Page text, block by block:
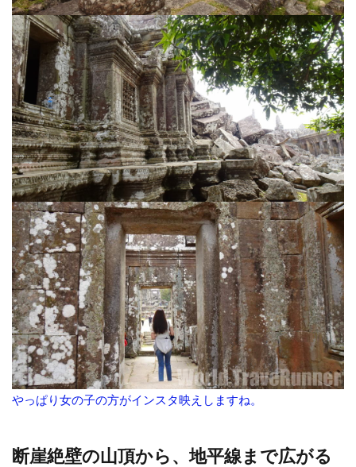
やっぱり女の子の方がインスタ映えしますね。
断崖絶壁の山頂から、地平線まで広がる